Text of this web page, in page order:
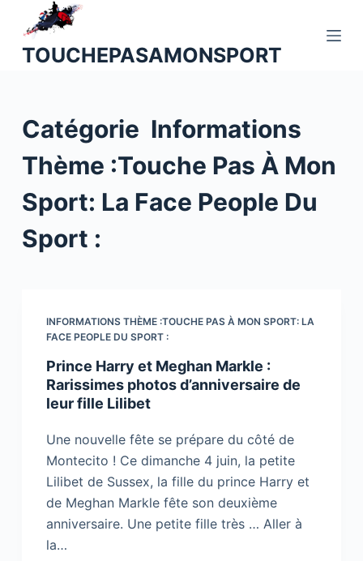
o
n
TOUCHEPASAMONSPORT
Catégorie Informations
Thème :Touche Pas À Mon
Sport: La Face People Du
Sport :
INFORMATIONS THÈME :TOUCHE PAS À MON SPORT: LA
FACE PEOPLE DU SPORT :
Prince Harry et Meghan Markle :
Rarissimes photos d’anniversaire de
leur fille Lilibet
Une nouvelle fête se prépare du côté de
Montecito ! Ce dimanche 4 juin, la petite
Lilibet de Sussex, la fille du prince Harry et
de Meghan Markle fête son deuxième
anniversaire. Une petite fille très … Aller à
la…